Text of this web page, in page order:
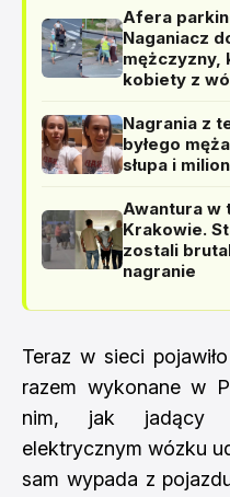
Afera
Naganiacz
mężczyzny,
kobiety z
Nagrania z
byłego
słupa i
Awantura w
Krakowie.
zostali
nagranie
Teraz w sieci
razem wykonane w
nim, jak jadący
elektrycznym wózku
sam wypada z